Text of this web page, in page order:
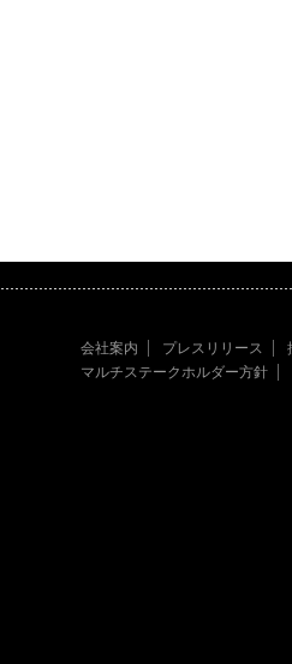
会社案内 プレスリリース
マルチステークホルダー方針